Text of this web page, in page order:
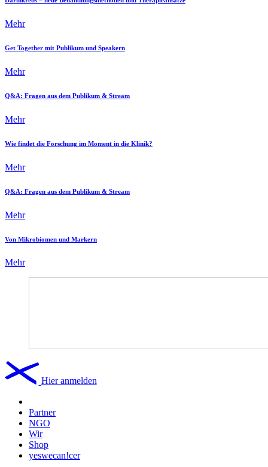
Mehr
Get Together mit Publikum und Speakern
Mehr
Q&A: Fragen aus dem Publikum & Stream
Mehr
Wie findet die Forschung im Moment in die Klinik?
Mehr
Q&A: Fragen aus dem Publikum & Stream
Mehr
Von Mikrobiomen und Markern
Mehr
Hier anmelden
Partner
NGO
Wir
Shop
yeswecan!cer